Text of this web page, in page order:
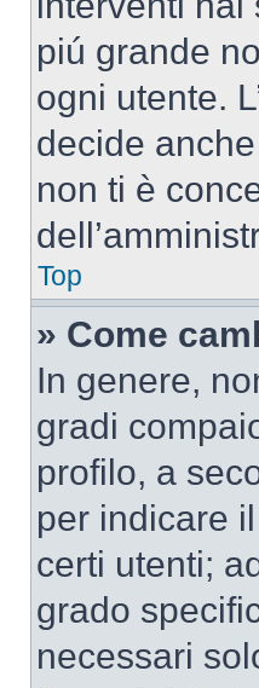
piú grande
ogni utente.
decide
non ti è
Top
» Come
In genere,
gradi
profilo, a
per indicare
certi utenti;
grado
necessari